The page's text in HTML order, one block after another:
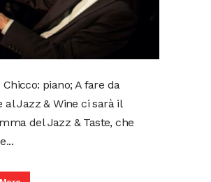
Chicco: piano; A fare da
al Jazz & Wine ci sarà il
del Jazz & Taste, che